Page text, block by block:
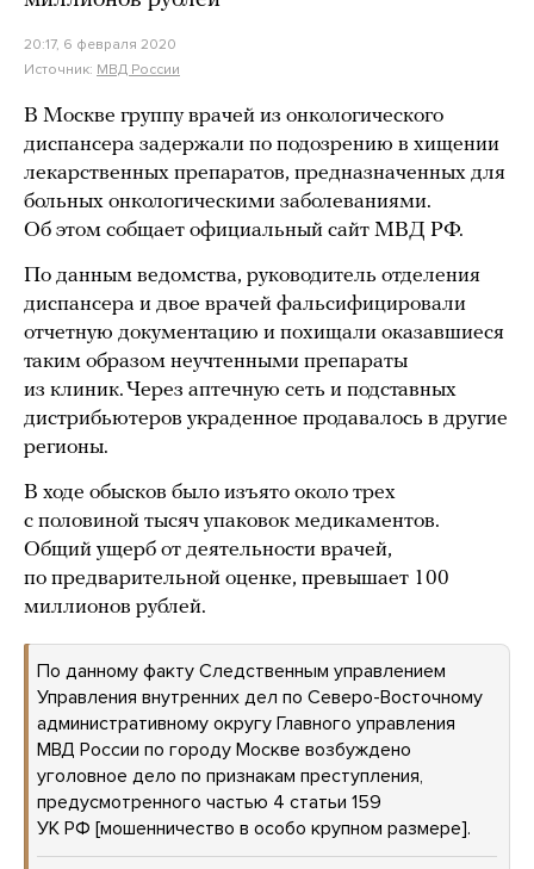
20:17, 6 февраля 2020
Источник: МВД России
В Москве группу врачей из онкологического
диспансера задержали по подозрению в хищении
лекарственных препаратов, предназначенных для
больных онкологическими заболеваниями.
Об этом собщает официальный сайт МВД РФ.
По данным ведомства, руководитель отделения
диспансера и двое врачей фальсифицировали
отчетную документацию и похищали оказавшиеся
таким образом неучтенными препараты
из клиник. Через аптечную сеть и подставных
дистрибьютеров украденное продавалось в другие
регионы.
В ходе обысков было изъято около трех
с половиной тысяч упаковок медикаментов.
Общий ущерб от деятельности врачей,
по предварительной оценке, превышает 100
миллионов рублей.
По данному факту Следственным управлением
Управления внутренних дел по Северо-Восточному
административному округу Главного управления
МВД России по городу Москве возбуждено
уголовное дело по признакам преступления,
предусмотренного частью 4 статьи 159
УК РФ [мошенничество в особо крупном размере].